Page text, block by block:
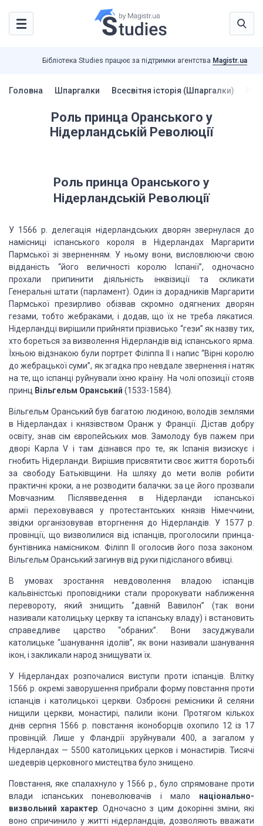
Бібліотека Studies працює за підтримки агентства Magistr.ua
Головна Шпаргалки Всесвітня історія (Шпаргалки)
Роль принца Оранського у
Нідерландській Революції
Роль принца Оранського у
Нідерландській Революції
У 1566 р. делегація нідерландських дворян звернулася до
намісниці іспанського короля в Нідерландах Маргарити
Пармської зі зверненням. У ньому вони, висловлюючи свою
відданість “його величності королю Іспанії”, одночасно
прохали припинити діяльність інквізиції та скликати
Генеральні штати (парламент). Один із дорадників Маргарити
Пармської презирливо обізвав скромно одягнених дворян
гезами, тобто жебраками, і додав, що їх не треба лякатися.
Нідерландці вирішили прийняти прізвисько “гези” як назву тих,
хто бореться за визволення Нідерландів від іспанського ярма.
Їхньою відзнакою були портрет Філіппа II і напис “Вірні королю
до жебрацької суми”, як згадка про невдале звернення і натяк
на те, що іспанці руйнували їхню країну. На чолі опозиції стояв
принц Вільгельм Оранський (1533-1584).
Вільгельм Оранський був багатою людиною, володів землями
в Нідерландах і князівством Оранж у Франції. Дістав добру
освіту, знав сім європейських мов. Замолоду був пажем при
дворі Карла V і там дізнався про те, як Іспанія визискує і
гнобить Нідерланди. Вирішив присвятити своє життя боротьбі
за свободу Батьківщини. На шляху до мети волів робити
практичні кроки, а не розводити балачки; за це його прозвали
Мовчазним. Післявведення в Нідерланди іспанської
армії переховувався у протестантських князів Німеччини,
звідки організовував вторгнення до Нідерландів. У 1577 р.
провінції, що визволилися від іспанців, проголосили принца-
бунтівника намісником. Філіпп II оголосив його поза законом.
Вільгельм Оранський загинув від руки підісланого вбивці.
В умовах зростання невдоволення владою іспанців
кальвіністські проповідники стали пророкувати наближення
перевороту, який знищить “давній Вавилон” (так вони
називали католицьку церкву та іспанську владу) і встановить
справедливе царство “обраних”. Вони засуджували
католицьке “шанування ідолів”, як вони називали шанування
ікон, і закликали народ знищувати їх.
У Нідерландах розпочалися виступи проти іспанців. Влітку
1566 р. окремі заворушення прибрали форму повстання проти
іспанців і католицької церкви. Озброєні ремісники й селяни
нищили церкви, монастирі, палили ікони. Протягом кількох
днів серпня 1566 р. повстання іконоборців охопило 12 із 17
провінцій. Лише у Фландрії зруйнували 400, а загалом у
Нідерландах — 5500 католицьких церков і монастирів. Тисячі
шедеврів церковного мистецтва було знищено.
Повстання, яке спалахнуло у 1566 р., було спрямоване проти
влади іспанських поневолювачів і мало національно-
визвольний характер . Одночасно з цим докорінні зміни, які
воно спричинило у житті нідерландців, дозволяють вважати